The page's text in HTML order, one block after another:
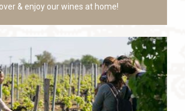
& enjoy our wines at home!